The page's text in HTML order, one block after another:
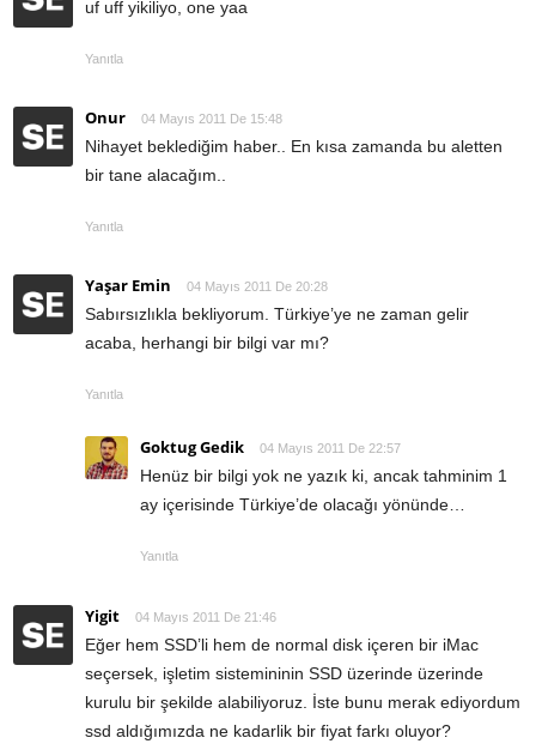
uf uff yikiliyo, one yaa
Yanıtla
Onur 04 Mayıs 2011 De 15:48
Nihayet beklediğim haber.. En kısa zamanda bu aletten
bir tane alacağım..
Yanıtla
Yaşar Emin 04 Mayıs 2011 De 20:28
Sabırsızlıkla bekliyorum. Türkiye’ye ne zaman gelir
acaba, herhangi bir bilgi var mı?
Yanıtla
Goktug Gedik 04 Mayıs 2011 De 22:57
Henüz bir bilgi yok ne yazık ki, ancak tahminim 1
ay içerisinde Türkiye’de olacağı yönünde…
Yanıtla
Yigit 04 Mayıs 2011 De 21:46
Eğer hem SSD’li hem de normal disk içeren bir iMac
seçersek, işletim sistemininin SSD üzerinde üzerinde
kurulu bir şekilde alabiliyoruz. İste bunu merak ediyordum
ssd aldığımızda ne kadarlik bir fiyat farkı oluyor?